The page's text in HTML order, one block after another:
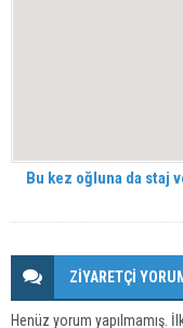
Bu kez oğluna da staj
ZİYARETÇİ
Henüz yorum yapılmamış.